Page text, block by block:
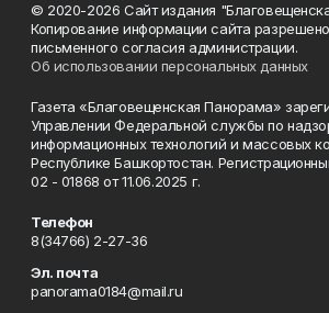
© 2020-2026 Сайт издания
Копирование информации сайта
письменного согласия администрации.
Об использовании персональных данных
Газета «Благовещенская Панорама»
Управлении Федеральной службы по
информационных технологий и массовых
Республике Башкортостан.
02 - 01868 от 11.06.2025 г.
Телефон
8(34766) 2-27-36
Эл. почта
panorama0184@mail.ru